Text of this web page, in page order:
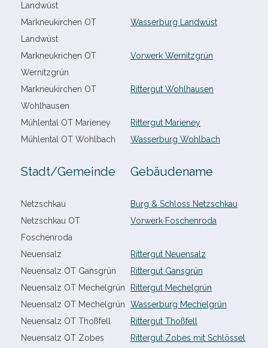
Landwüst
Markneukirchen OT
Landwüst
Wasserburg Landwüst
Markneukrichen OT
Wernitzgrün
Vorwerk Wernitzgrün
Markneukirchen OT
Wohlhausen
Rittergut Wohlhausen
Mühlental OT Marieney
Rittergut Marieney
Mühlental OT Wohlbach
Wasserburg Wohlbach
Stadt/​Gemeinde Gebäudename
Netzschkau
Burg & Schloss Netzschkau
Netzschkau OT
Foschenroda
Vorwerk Foschenroda
Neuensalz
Rittergut Neuensalz
Neuensalz OT Gansgrün
Rittergut Gansgrün
Neuensalz OT Mechelgrün
Rittergut Mechelgrün
Neuensalz OT Mechelgrün
Wasserburg Mechelgrün
Neuensalz OT Thoßfell
Rittergut Thoßfell
Neuensalz OT Zobes
Rittergut Zobes mit Schlössel